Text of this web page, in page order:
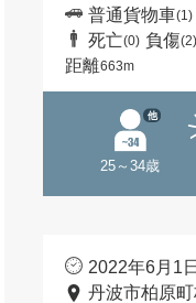
普通貨物車(1)
死亡(0) 負傷(2)
距離663m
25～34歳
他
2022年6月1
丹波市柏原